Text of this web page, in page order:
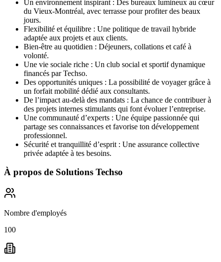
Un environnement inspirant : Des bureaux lumineux au cœur
du Vieux-Montréal, avec terrasse pour profiter des beaux
jours.
Flexibilité et équilibre : Une politique de travail hybride
adaptée aux projets et aux clients.
Bien-être au quotidien : Déjeuners, collations et café à
volonté.
Une vie sociale riche : Un club social et sportif dynamique
financés par Techso.
Des opportunités uniques : La possibilité de voyager grâce à
un forfait mobilité dédié aux consultants.
De l’impact au-delà des mandats : La chance de contribuer à
des projets internes stimulants qui font évoluer l’entreprise.
Une communauté d’experts : Une équipe passionnée qui
partage ses connaissances et favorise ton développement
professionnel.
Sécurité et tranquillité d’esprit : Une assurance collective
privée adaptée à tes besoins.
À propos de Solutions Techso
Nombre d'employés
100